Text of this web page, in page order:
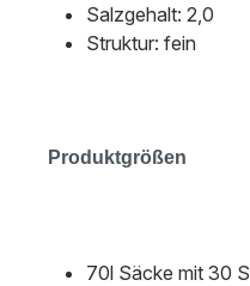
Salzgehalt: 2,0
Struktur: fein
Produktgrößen
70l Säcke mit 30